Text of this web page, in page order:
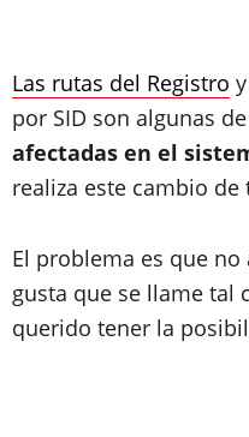
Las rutas del Registro
por SID son algunas
afectadas en el
realiza este cambio de
El problema es que
gusta que se llame tal
querido tener la